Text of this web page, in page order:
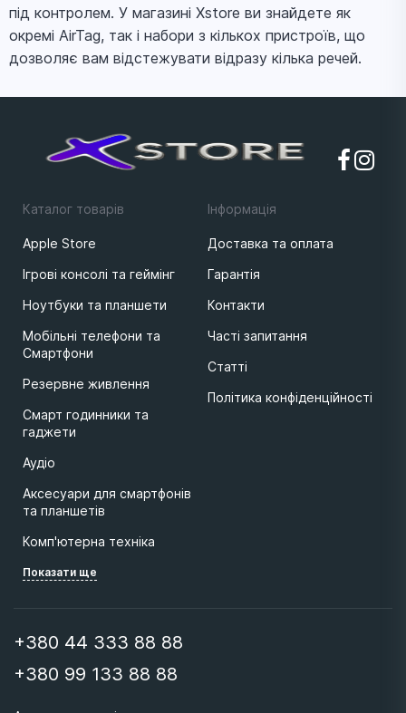
під контролем. У магазині Xstore ви знайдете як
окремі AirTag, так і набори з кількох пристроїв, що
дозволяє вам відстежувати відразу кілька речей.
Каталог товарів
Apple Store
Ігрові консолі та геймінг
Ноутбуки та планшети
Мобільні телефони та
Смартфони
Резервне живлення
Смарт годинники та
гаджети
Аудіо
Аксесуари для смартфонів
та планшетів
Комп'ютерна техніка
Показати ще
Iнформацiя
Доставка та оплата
Гарантія
Контакти
Часті запитання
Статті
Політика конфіденційності
+380 44 333 88 88
+380 99 133 88 88